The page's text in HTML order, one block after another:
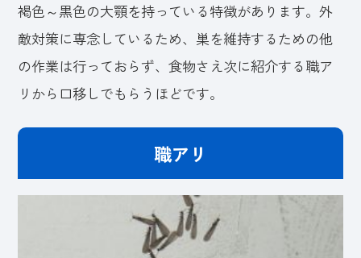
褐色～黒色の大顎を持っている特徴があります。外
敵対策に専念しているため、巣を維持するための他
の作業は行っておらず、食物さえ次に紹介する職ア
リから口移しでもらうほどです。
職アリ